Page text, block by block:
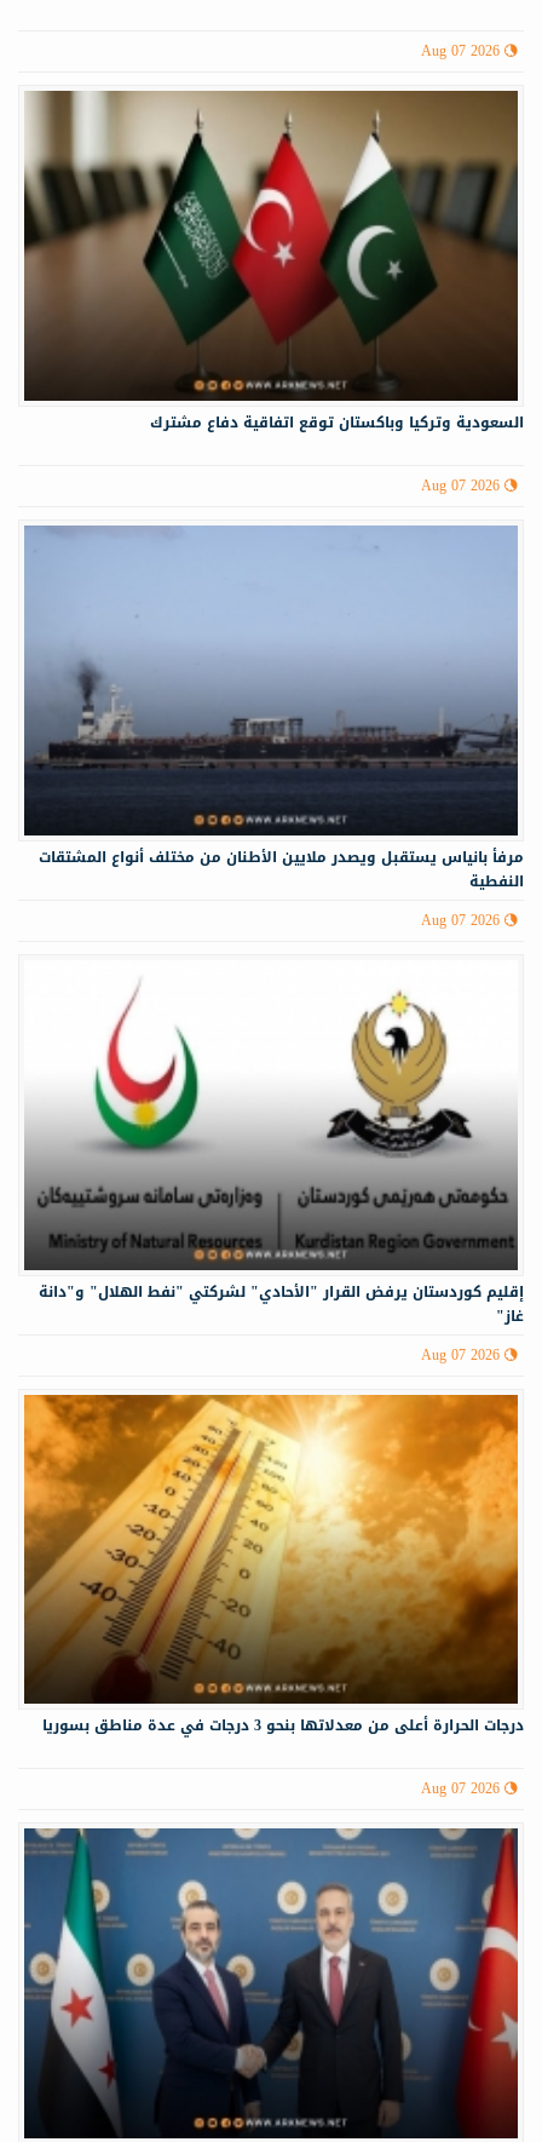
Aug 07 2026
السعودية وتركيا وباكستان توقع اتفاقية دفاع مشترك
Aug 07 2026
مرفأ بانياس يستقبل ويصدر ملايين الأطنان من مختلف أنواع المشتقات
النفطية
Aug 07 2026
إقليم كوردستان يرفض القرار "الأحادي" لشركتي "نفط الهلال" و"دانة
غاز"
Aug 07 2026
درجات الحرارة أعلى من معدلاتها بنحو 3 درجات في عدة مناطق بسوريا
Aug 07 2026